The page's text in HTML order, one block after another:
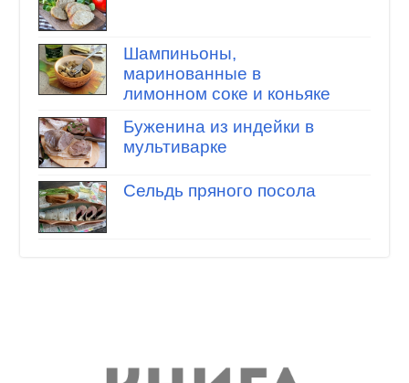
Шампиньоны,
маринованные в
лимонном соке и коньяке
Буженина из индейки в
мультиварке
Сельдь пряного посола